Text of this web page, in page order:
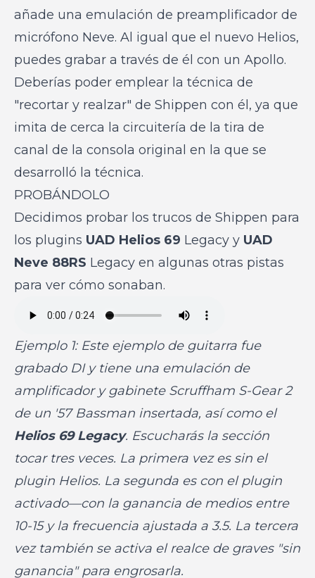
añade una emulación de preamplificador de
micrófono Neve. Al igual que el nuevo Helios,
puedes grabar a través de él con un Apollo.
Deberías poder emplear la técnica de
"recortar y realzar" de Shippen con él, ya que
imita de cerca la circuitería de la tira de
canal de la consola original en la que se
desarrolló la técnica.
PROBÁNDOLO
Decidimos probar los trucos de Shippen para
los plugins UAD Helios 69 Legacy y UAD
Neve 88RS Legacy en algunas otras pistas
para ver cómo sonaban.
Ejemplo 1: Este ejemplo de guitarra fue
grabado DI y tiene una emulación de
amplificador y gabinete Scruffham S-Gear 2
de un '57 Bassman insertada, así como el
Helios 69 Legacy. Escucharás la sección
tocar tres veces. La primera vez es sin el
plugin Helios. La segunda es con el plugin
activado—con la ganancia de medios entre
10-15 y la frecuencia ajustada a 3.5. La tercera
vez también se activa el realce de graves "sin
ganancia" para engrosarla.